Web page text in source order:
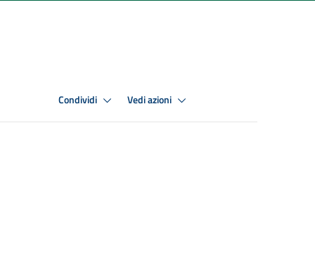
Condividi Vedi azioni